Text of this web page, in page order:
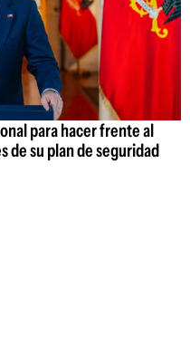
para hacer frente al
de su plan de seguridad